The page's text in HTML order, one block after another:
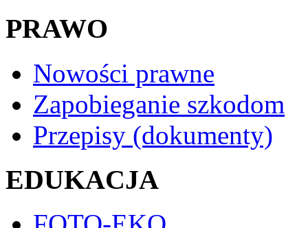
PRAWO
Nowości prawne
Zapobieganie szkodom
Przepisy (dokumenty)
EDUKACJA